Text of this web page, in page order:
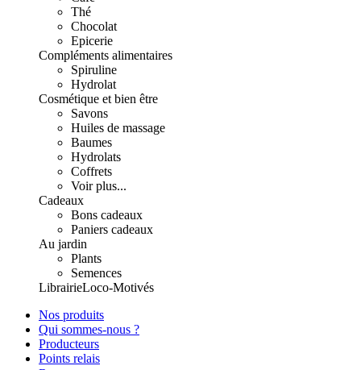
Thé
Chocolat
Epicerie
Compléments alimentaires
Spiruline
Hydrolat
Cosmétique et bien être
Savons
Huiles de massage
Baumes
Hydrolats
Coffrets
Voir plus...
Cadeaux
Bons cadeaux
Paniers cadeaux
Au jardin
Plants
Semences
LibrairieLoco-Motivés
Nos produits
Qui sommes-nous ?
Producteurs
Points relais